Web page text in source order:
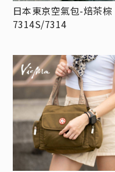
日本東京空氣包-焙茶棕
7314S/7314